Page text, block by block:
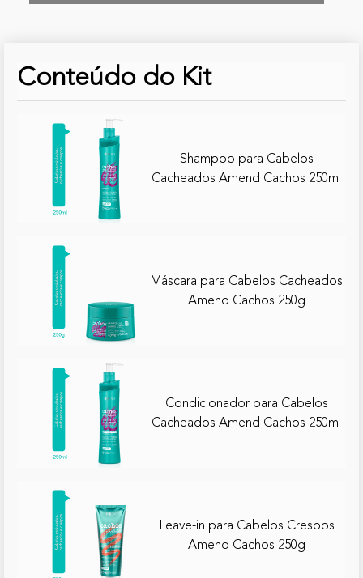
Conteúdo do Kit
Shampoo para Cabelos
Cacheados Amend Cachos 250ml
Máscara para Cabelos Cacheados
Amend Cachos 250g
Condicionador para Cabelos
Cacheados Amend Cachos 250ml
Leave-in para Cabelos Crespos
Amend Cachos 250g